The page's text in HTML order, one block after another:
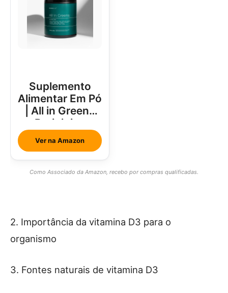
Suplemento
Alimentar Em Pó
| All in Greens
Brainjuice
Abacaxi Com
Hortelã
Ver na Amazon
Como Associado da Amazon, recebo por compras qualificadas.
2. Importância da vitamina D3 para o
organismo
3. Fontes naturais de vitamina D3